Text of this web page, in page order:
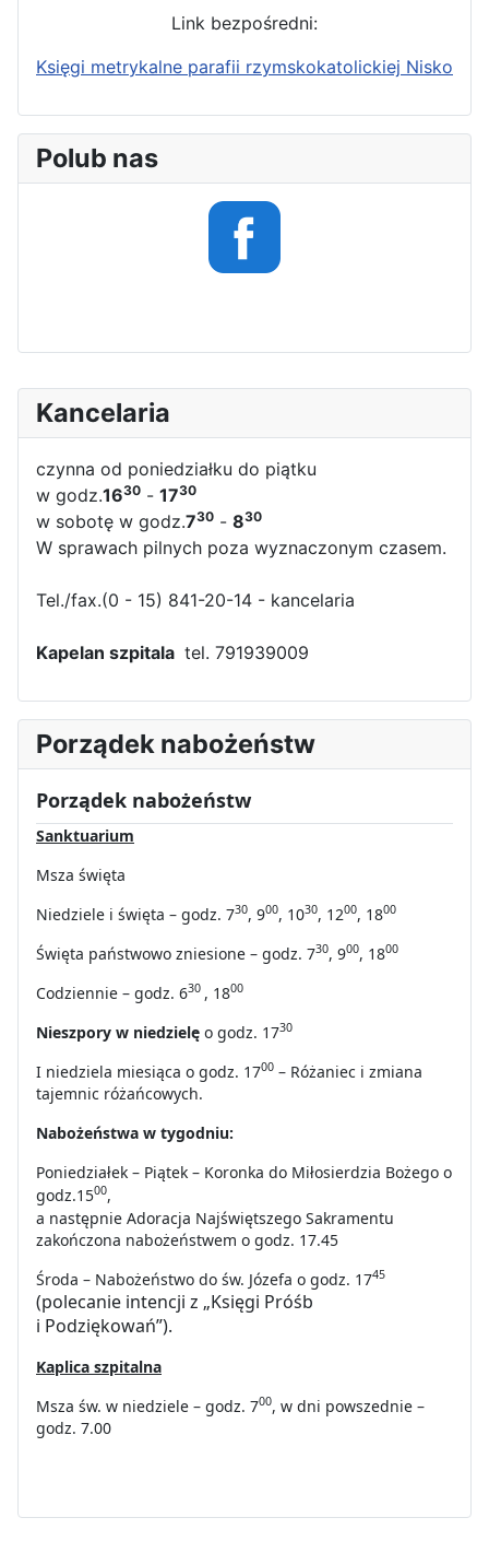
Kancelaria
czynna od poniedziałku do piątku
w godz.1630 - 1730
w sobotę w godz.730 - 830
W sprawach pilnych poza wyznaczonym czasem.
Tel./fax.(0 - 15) 841-20-14 - kancelaria
Kapelan szpitala tel. 791939009
Porządek nabożeństw
Porządek nabożeństw
Sanktuarium
Msza święta
Niedziele i święta – godz. 730, 900, 1030, 1200, 1800
Święta państwowo zniesione – godz. 730, 900, 1800
Codziennie – godz. 630 , 1800
Nieszpory w niedzielę o godz. 1730
I niedziela miesiąca o godz. 1700 – Różaniec i zmiana
tajemnic różańcowych.
Nabożeństwa w tygodniu:
Poniedziałek – Piątek – Koronka do Miłosierdzia Bożego o
godz.1500,
a następnie Adoracja Najświętszego Sakramentu
zakończona nabożeństwem o godz. 17.45
Środa – Nabożeństwo do św. Józefa o godz. 1745
(polecanie intencji z „Księgi Próśb
i Podziękowań”).
Kaplica szpitalna
Msza św. w niedziele – godz. 700, w dni powszednie –
godz. 7.00
Link bezpośredni:
Księgi metrykalne parafii rzymskokatolickiej Nisko
Polub nas